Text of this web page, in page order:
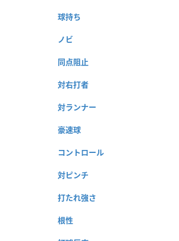
球持ち
ノビ
同点阻止
対右打者
対ランナー
豪速球
コントロール
対ピンチ
打たれ強さ
根性